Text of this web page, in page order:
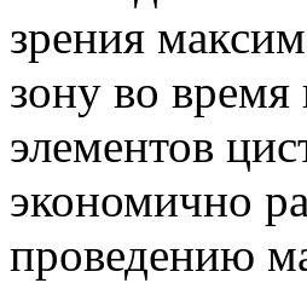
зрения
зону во
элементов
экономично
проведению